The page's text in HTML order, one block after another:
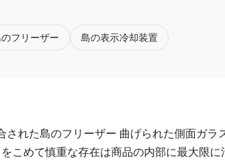
フリーザー 島の表示冷却装置
された島のフリーザー 曲げられた側面ガ
こめて慎重な存在は商品の内部に最大限